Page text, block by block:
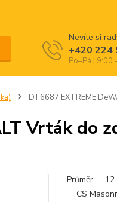
Nevíte si
+420 224
Po–Pá | 9:00
DT6687 EXTREME
Vrták do
Průměr 12
CS